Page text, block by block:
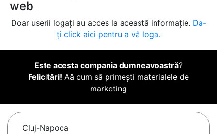
web
Doar userii logați au acces la această informație. Da-
ți click aici pentru a vă loga.
Este acesta compania dumneavoastră?
Felicitări! Aă cum să primești materialele de
marketing
Cluj-Napoca